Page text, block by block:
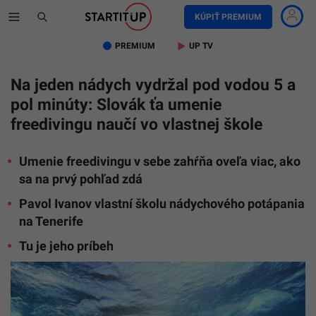
KÚPIŤ PREMIUM
PREMIUM UP TV
Na jeden nádych vydržal pod vodou 5 a
pol minúty: Slovák ťa umenie
freedivingu naučí vo vlastnej škole
Umenie freedivingu v sebe zahŕňa oveľa viac, ako
sa na prvý pohľad zdá
Pavol Ivanov vlastní školu nádychového potápania
na Tenerife
Tu je jeho príbeh
Umenie